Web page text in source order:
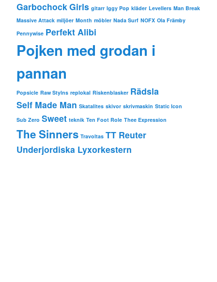
GarbochockGirls gitarr Iggy Pop kläder Levellers Man Break
Massive Attack miljöer Month möbler Nada Surf NOFX Ola Främby
Pennywise Perfekt Alibi
Pojken med grodan i
pannan
Popsicle Raw Stylns replokal Riskenblasker Rädsla
Self Made Man Skatalites skivor skrivmaskin Static Icon
Sub Zero Sweet teknik Ten Foot Role Thee Expression
The Sinners Travoltas TT Reuter
Underjordiska Lyxorkestern